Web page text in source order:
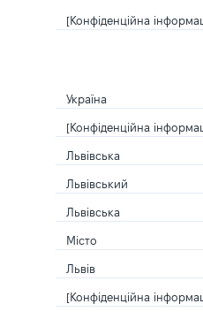
[Конфіденційна
Україна
[Конфіденційна
Львівська
Львівський
Львівська
Місто
Львів
[Конфіденційна